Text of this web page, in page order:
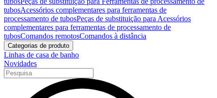
tubosAcessórios complementares para ferramentas de
processamento de tubosPeças de substituição para Acessórios
complementares para ferramentas de processamento de
tubosComandos remotosComandos à distância
Categorias de produto
Linhas de casa de banho
Novidades